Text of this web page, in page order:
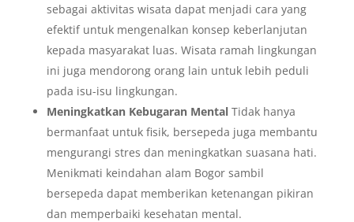
sebagai aktivitas wisata dapat menjadi cara yang
efektif untuk mengenalkan konsep keberlanjutan
kepada masyarakat luas. Wisata ramah lingkungan
ini juga mendorong orang lain untuk lebih peduli
pada isu-isu lingkungan.
Meningkatkan Kebugaran MentalTidak hanya
bermanfaat untuk fisik, bersepeda juga membantu
mengurangi stres dan meningkatkan suasana hati.
Menikmati keindahan alam Bogor sambil
bersepeda dapat memberikan ketenangan pikiran
dan memperbaiki kesehatan mental.